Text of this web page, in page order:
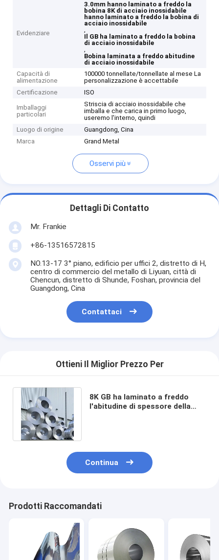
Evidenziare
3.0mm hanno laminato a freddo la
bobina 8K di acciaio inossidabile
hanno laminato a freddo la bobina di
acciaio inossidabile
,
Il GB ha laminato a freddo la bobina
di acciaio inossidabile
,
Bobina laminata a freddo abitudine
di acciaio inossidabile
Capacità di
alimentazione
100000 tonnellate/tonnellate al mese La
personalizzazione è accettabile
Certificazione
ISO
Imballaggi
particolari
Striscia di acciaio inossidabile che
imballa e che carica in primo luogo,
useremo l'interno, quindi
Luogo di origine
Guangdong, Cina
Marca
Grand Metal
Osservi più
Dettagli Di Contatto
Mr. Frankie
+86-13516572815
NO.13-17 3° piano, edificio per uffici 2, distretto di H,
centro di commercio del metallo di Liyuan, città di
Chencun, distretto di Shunde, Foshan, provincia del
Guangdong, Cina
Contattaci
Ottieni Il Miglior Prezzo Per
8K GB ha laminato a freddo
l'abitudine di spessore della
Continua
Prodotti Raccomandati